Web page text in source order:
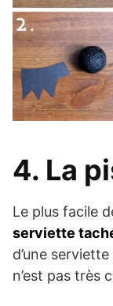
4. La
Le plus facile
serviette
d’une
n’est pas très